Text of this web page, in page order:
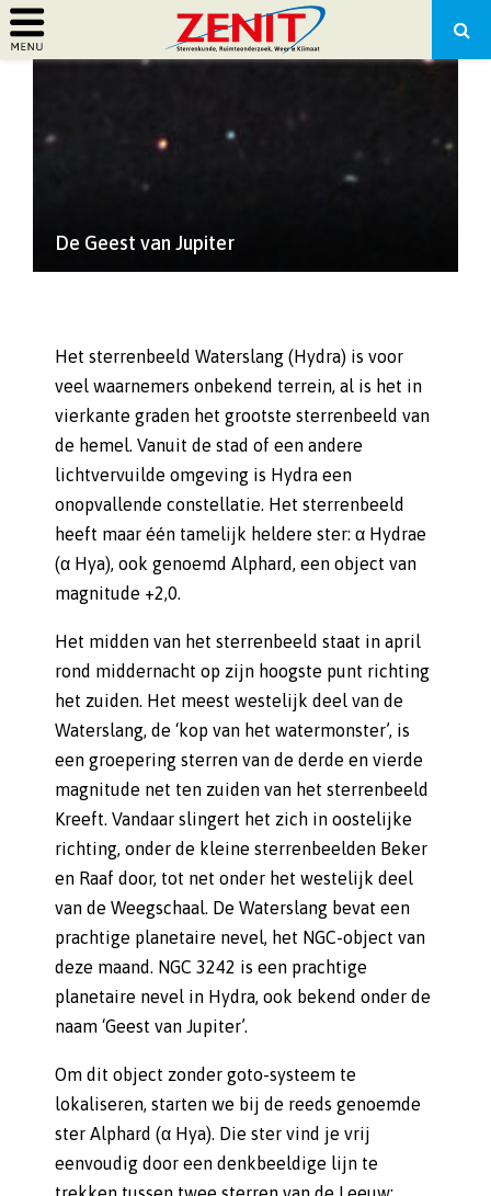
PRIMARY
De Geest van Jupiter
Het sterrenbeeld Waterslang (Hydra) is voor
veel waarnemers onbekend terrein, al is het in
vierkante graden het grootste sterrenbeeld van
de hemel. Vanuit de stad of een andere
lichtvervuilde omgeving is Hydra een
onopvallende constellatie. Het sterrenbeeld
heeft maar één tamelijk heldere ster: α Hydrae
(α Hya), ook genoemd Alphard, een object van
magnitude +2,0.
Het midden van het sterrenbeeld staat in april
rond middernacht op zijn hoogste punt richting
het zuiden. Het meest westelijk deel van de
Waterslang, de ‘kop van het watermonster’, is
een groepering sterren van de derde en vierde
magnitude net ten zuiden van het sterrenbeeld
Kreeft. Vandaar slingert het zich in oostelijke
richting, onder de kleine sterrenbeelden Beker
en Raaf door, tot net onder het westelijk deel
van de Weegschaal. De Waterslang bevat een
prachtige planetaire nevel, het NGC-object van
deze maand. NGC 3242 is een prachtige
planetaire nevel in Hydra, ook bekend onder de
naam ‘Geest van Jupiter’.
Om dit object zonder goto-systeem te
lokaliseren, starten we bij de reeds genoemde
ster Alphard (α Hya). Die ster vind je vrij
eenvoudig door een denkbeeldige lijn te